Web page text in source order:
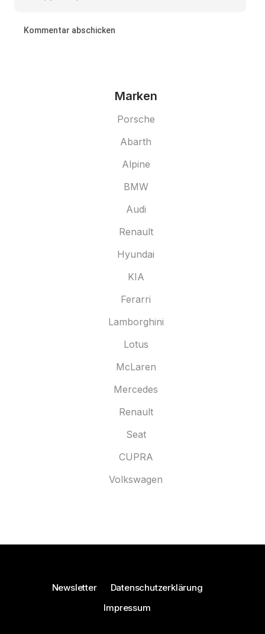
Marken
Porsche
Abarth
Alpine
BMW
Audi
Renault
Hyundai
KIA
Ferarri
Lamborghini
Lotus
McLaren
Mercedes
Renault
Seat
CUPRA
Volkswagen
Newsletter
Datenschutzerklärung
Impressum